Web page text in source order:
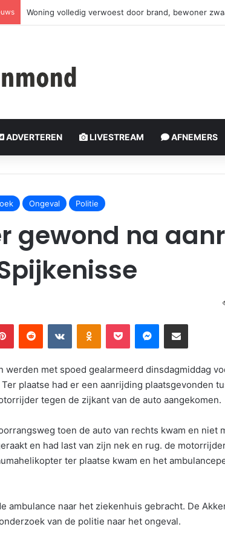
Woning volledig verwoest door brand, bewoner
ADVERTEREN LIVESTREAM AFNEMERS
Ongeval Politie
gewond na
Reddit VKontakte Odnoklassniki Pocket Messenger Deel via E-mail
werden met spoed gealarmeerd dinsdagmiddag
plaatse had er een aanrijding plaatsgevonden
tegen de zijkant van de auto aangekomen.
toen de auto van rechts kwam en niet
en had last van zijn nek en rug. de
ter plaatse kwam en het
ambulance naar het ziekenhuis gebracht. De
van de politie naar het ongeval.